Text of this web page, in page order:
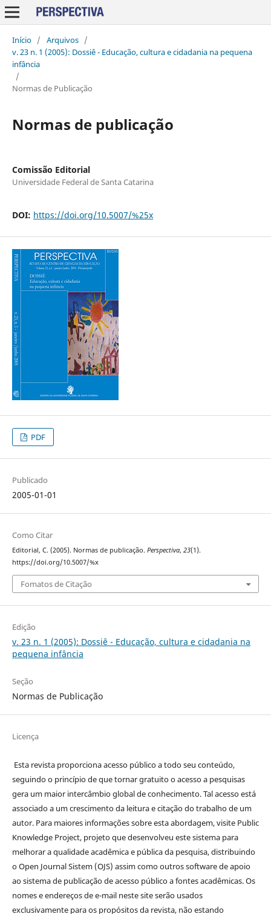
Início / Arquivos /
v. 23 n. 1 (2005): Dossiê - Educação, cultura e cidadania na pequena
infância
/
Normas de Publicação
Normas de publicação
Comissão Editorial
Universidade Federal de Santa Catarina
DOI: https://doi.org/10.5007/%25x
PDF
Publicado
2005-01-01
Como Citar
Editorial, C. (2005). Normas de publicação. Perspectiva, 23(1).
https://doi.org/10.5007/%x
Fomatos de Citação
Edição
v. 23 n. 1 (2005): Dossiê - Educação, cultura e cidadania na
pequena infância
Seção
Normas de Publicação
Licença
Esta revista proporciona acesso público a todo seu conteúdo,
seguindo o princípio de que tornar gratuito o acesso a pesquisas
gera um maior intercâmbio global de conhecimento. Tal acesso está
associado a um crescimento da leitura e citação do trabalho de um
autor. Para maiores informações sobre esta abordagem, visite Public
Knowledge Project, projeto que desenvolveu este sistema para
melhorar a qualidade acadêmica e pública da pesquisa, distribuindo
o Open Journal Sistem (OJS) assim como outros software de apoio
ao sistema de publicação de acesso público a fontes acadêmicas. Os
nomes e endereços de e-mail neste site serão usados
exclusivamente para os propósitos da revista, não estando